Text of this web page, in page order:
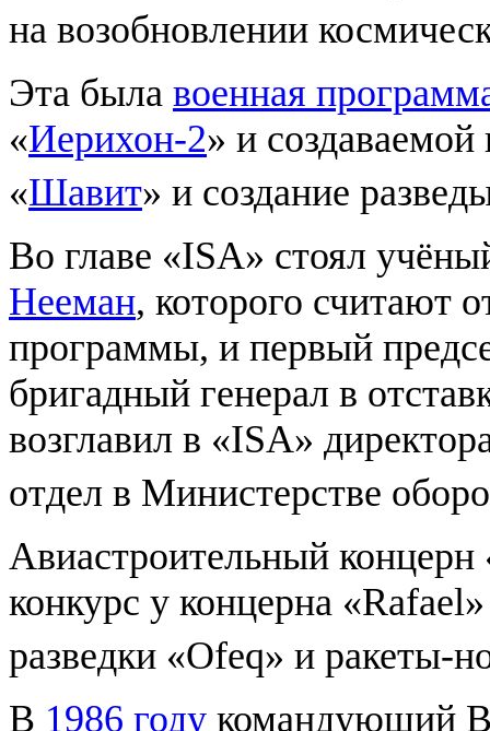
на возобновлении
Эта была военная
«Иерихон-2» и создаваемой
«Шавит» и создание
Во главе «ISA» стоял
Нееман, которого считают
программы, и первый
бригадный генерал в
возглавил в «ISA»
отдел в Министерстве
Авиастроительный концерн
конкурс у концерна
разведки «Ofeq» и ракеты-
В 1986 году командующий